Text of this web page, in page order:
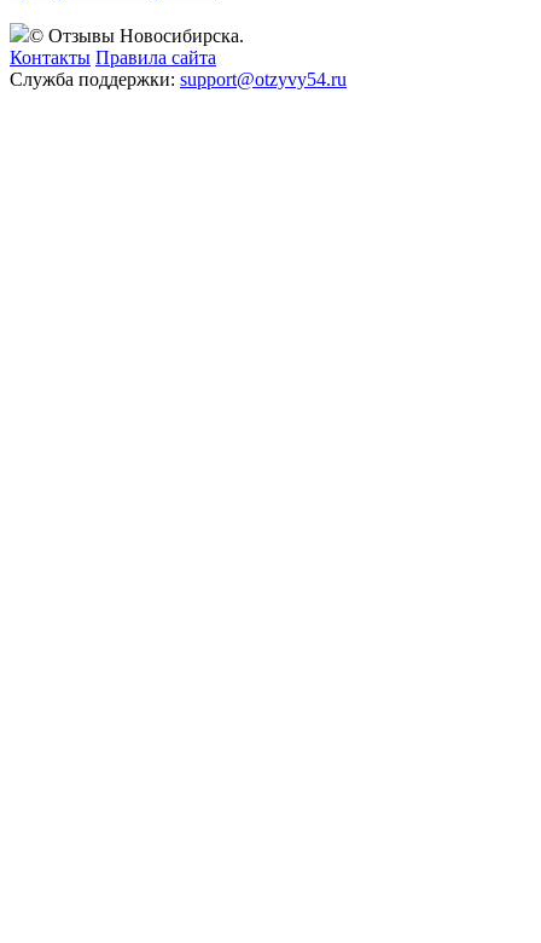
© Отзывы Новосибирска.
Контакты Правила сайта
Служба поддержки: support@otzyvy54.ru